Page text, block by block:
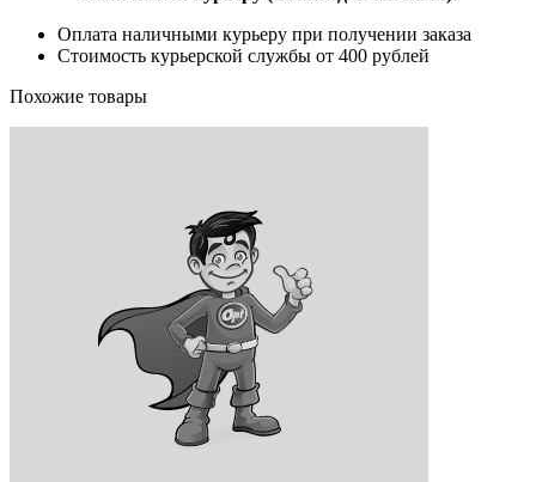
Оплата наличными курьеру при получении заказа
Стоимость курьерской службы от 400 рублей
Похожие товары